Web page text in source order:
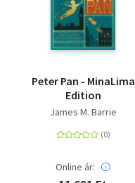
Peter Pan - MinaLima
Edition
James M. Barrie
Online ár: